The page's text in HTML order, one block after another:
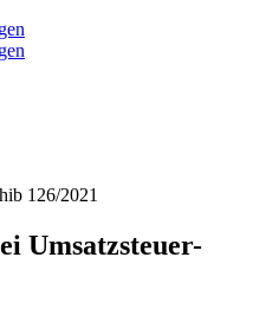
126/2021
Umsatzsteuer-